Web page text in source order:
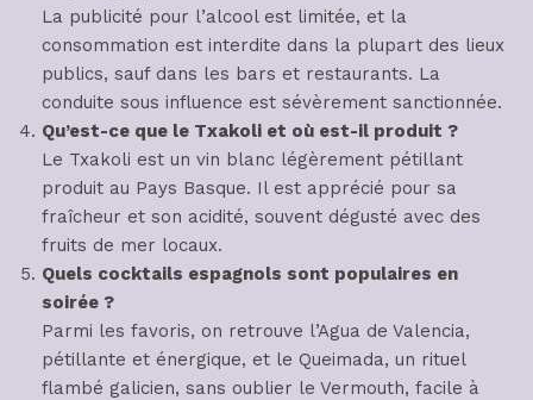
La publicité pour l’alcool est limitée, et la
consommation est interdite dans la plupart des lieux
publics, sauf dans les bars et restaurants. La
conduite sous influence est sévèrement sanctionnée.
Qu’est-ce que le Txakoli et où est-il produit ?
Le Txakoli est un vin blanc légèrement pétillant
produit au Pays Basque. Il est apprécié pour sa
fraîcheur et son acidité, souvent dégusté avec des
fruits de mer locaux.
Quels cocktails espagnols sont populaires en
soirée ?
Parmi les favoris, on retrouve l’Agua de Valencia,
pétillante et énergique, et le Queimada, un rituel
flambé galicien, sans oublier le Vermouth, facile à